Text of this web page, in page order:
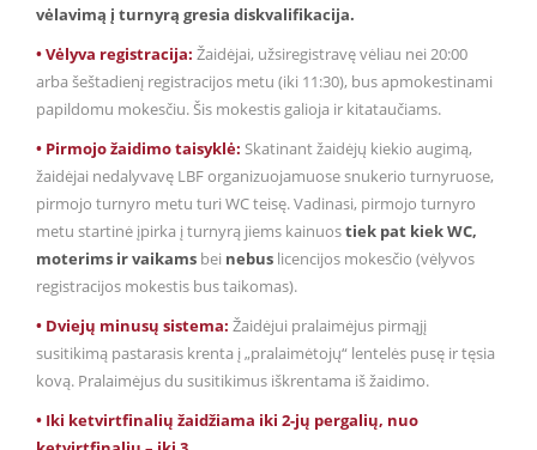
vėlavimą į turnyrą gresia diskvalifikacija.
• Vėlyva registracija: Žaidėjai, užsiregistravę vėliau nei 20:00
arba šeštadienį registracijos metu (iki 11:30), bus apmokestinami
papildomu mokesčiu. Šis mokestis galioja ir kitataučiams.
• Pirmojo žaidimo taisyklė: Skatinant žaidėjų kiekio augimą,
žaidėjai nedalyvavę LBF organizuojamuose snukerio turnyruose,
pirmojo turnyro metu turi WC teisę. Vadinasi, pirmojo turnyro
metu startinė įpirka į turnyrą jiems kainuostiek pat kiek WC,
moterims ir vaikams bei nebus licencijos mokesčio (vėlyvos
registracijos mokestis bus taikomas).
• Dviejų minusų sistema: Žaidėjui pralaimėjus pirmąjį
susitikimą pastarasis krenta į „pralaimėtojų“ lentelės pusę ir tęsia
kovą. Pralaimėjus du susitikimus iškrentama iš žaidimo.
• Iki ketvirtfinalių žaidžiama iki 2-jų pergalių, nuo